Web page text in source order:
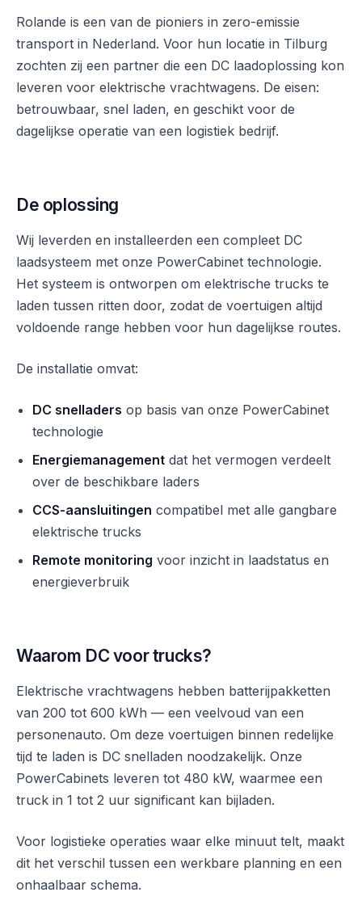
Rolande is een van de pioniers in zero-emissie
transport in Nederland. Voor hun locatie in Tilburg
zochten zij een partner die een DC laadoplossing kon
leveren voor elektrische vrachtwagens. De eisen:
betrouwbaar, snel laden, en geschikt voor de
dagelijkse operatie van een logistiek bedrijf.
De oplossing
Wij leverden en installeerden een compleet DC
laadsysteem met onze PowerCabinet technologie.
Het systeem is ontworpen om elektrische trucks te
laden tussen ritten door, zodat de voertuigen altijd
voldoende range hebben voor hun dagelijkse routes.
De installatie omvat:
DC snelladers op basis van onze PowerCabinet
technologie
Energiemanagement dat het vermogen verdeelt
over de beschikbare laders
CCS-aansluitingen compatibel met alle gangbare
elektrische trucks
Remote monitoring voor inzicht in laadstatus en
energieverbruik
Waarom DC voor trucks?
Elektrische vrachtwagens hebben batterijpakketten
van 200 tot 600 kWh — een veelvoud van een
personenauto. Om deze voertuigen binnen redelijke
tijd te laden is DC snelladen noodzakelijk. Onze
PowerCabinets leveren tot 480 kW, waarmee een
truck in 1 tot 2 uur significant kan bijladen.
Voor logistieke operaties waar elke minuut telt, maakt
dit het verschil tussen een werkbare planning en een
onhaalbaar schema.